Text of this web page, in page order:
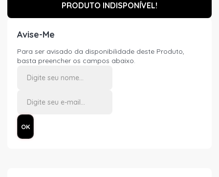
PRODUTO INDISPONÍVEL!
Avise-Me
Para ser avisado da disponibilidade deste Produto,
basta preencher os campos abaixo.